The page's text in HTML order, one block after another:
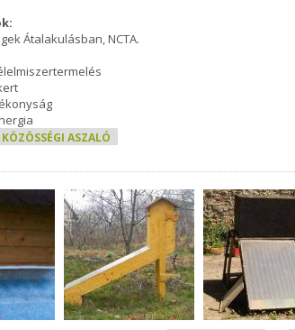
Átalakulásban, NCTA.
KÖZÖSSÉGI ASZALÓ